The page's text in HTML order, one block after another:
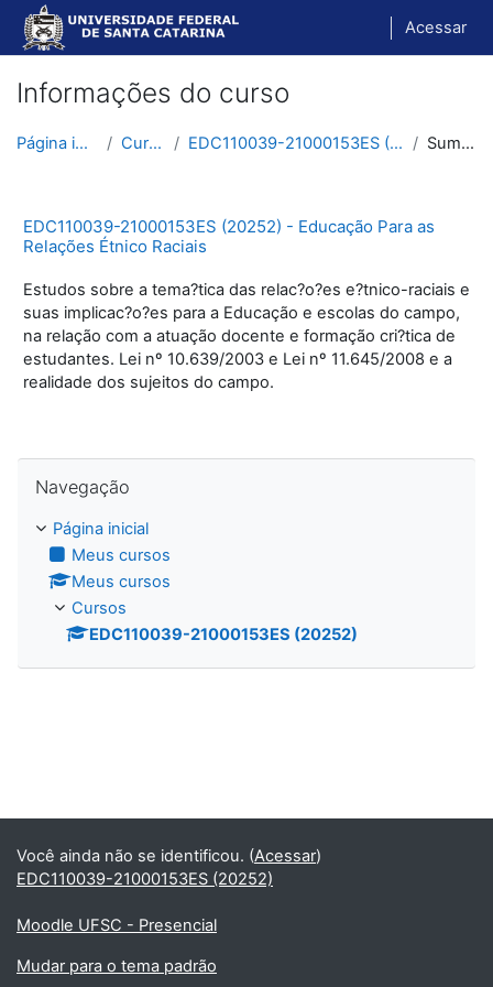
Ir para o conteúdo principal
Acessar
Informações do curso
Página inicial Cursos EDC110039-21000153ES (20252) Sumário
EDC110039-21000153ES (20252) - Educação Para as
Relações Étnico Raciais
Estudos sobre a tema?tica das relac?o?es e?tnico-raciais e
suas implicac?o?es para a Educação e escolas do campo,
na relação com a atuação docente e formação cri?tica de
estudantes. Lei nº 10.639/2003 e Lei nº 11.645/2008 e a
realidade dos sujeitos do campo.
Navegação
Página inicial
Meus cursos
Meus cursos
Cursos
EDC110039-21000153ES (20252)
Você ainda não se identificou. (Acessar)
EDC110039-21000153ES (20252)
Moodle UFSC - Presencial
Mudar para o tema padrão